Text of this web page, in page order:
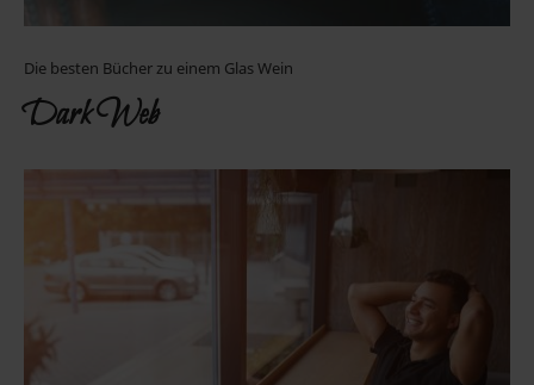
Die besten Bücher zu einem Glas Wein
Dark Web